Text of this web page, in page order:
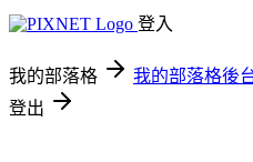
登入
我的部落格 我的部落格後
登出